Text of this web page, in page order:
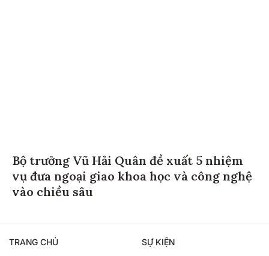
Bộ trưởng Vũ Hải Quân đề xuất 5 nhiệm
vụ đưa ngoại giao khoa học và công nghệ
vào chiều sâu
TRANG CHỦ SỰ KIỆN